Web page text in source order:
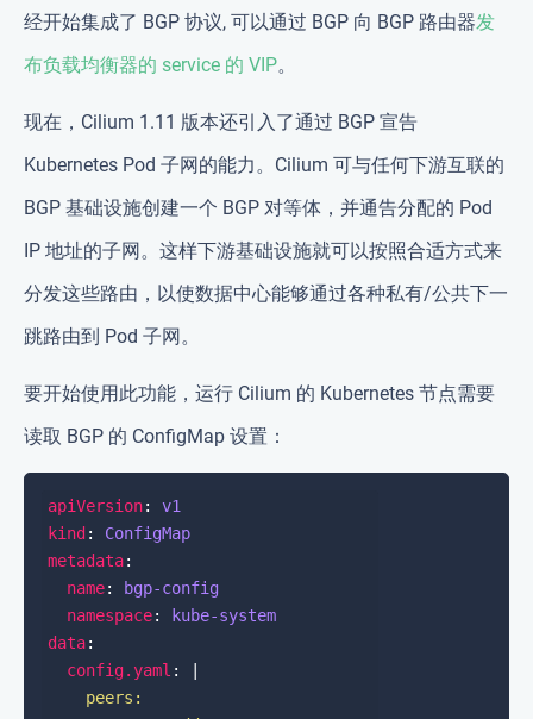
经开始集成了 BGP 协议, 可以通过 BGP 向 BGP 路由器发
布负载均衡器的 service 的 VIP。
现在，Cilium 1.11 版本还引入了通过 BGP 宣告
Kubernetes Pod 子网的能力。Cilium 可与任何下游互联的
BGP 基础设施创建一个 BGP 对等体，并通告分配的 Pod
IP 地址的子网。这样下游基础设施就可以按照合适方式来
分发这些路由，以使数据中心能够通过各种私有/公共下一
跳路由到 Pod 子网。
要开始使用此功能，运行 Cilium 的 Kubernetes 节点需要
读取 BGP 的 ConfigMap 设置：
apiVersion: v1
kind : ConfigMap
metadata
name:
bgp-config
namespace:
kube-system
data
config.yaml : |